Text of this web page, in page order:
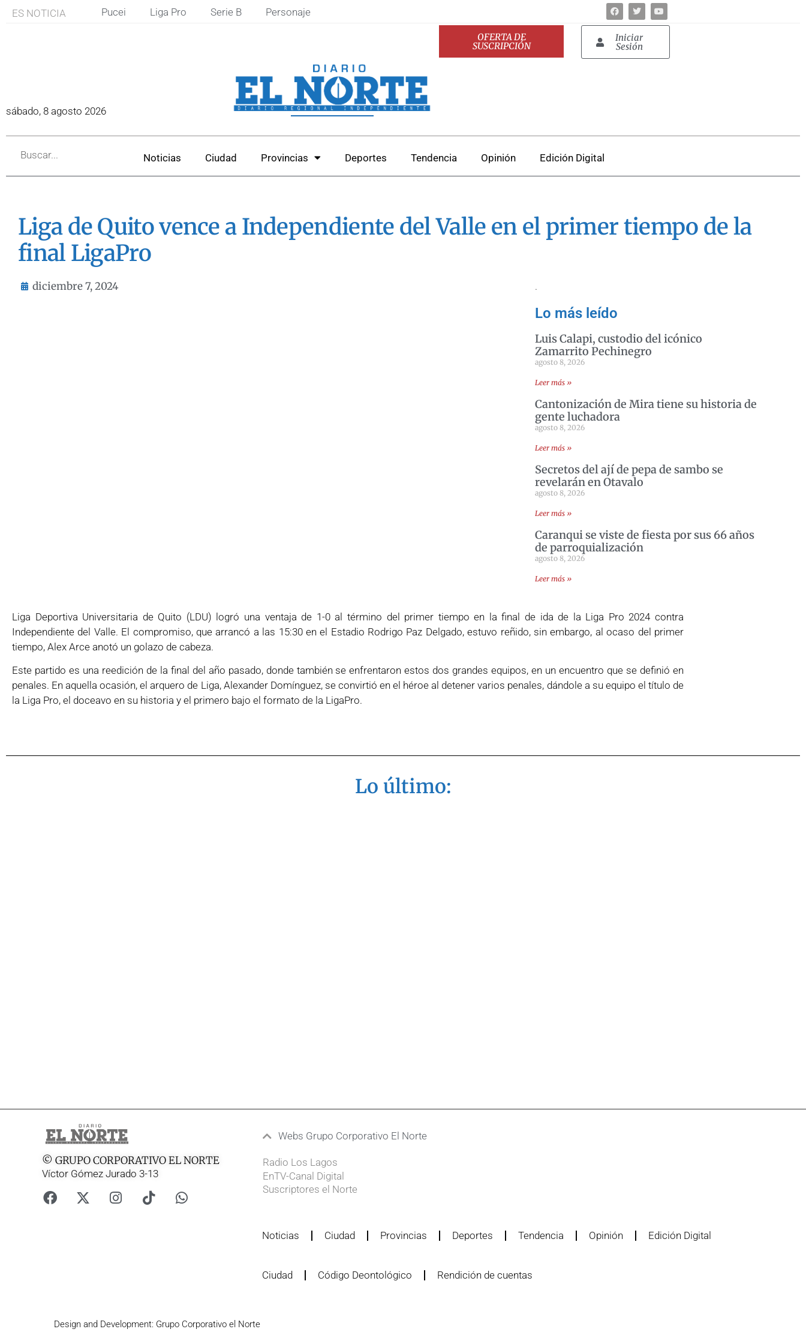
ES NOTICIA Pucei Liga Pro Serie B Personaje
OFERTA DE
SUSCRIPCIÓN
Iniciar
Sesión
sábado, 8 agosto 2026
Noticias Ciudad Provincias Deportes Tendencia Opinión Edición Digital
Liga de Quito vence a Independiente del Valle en el primer tiempo de la
final LigaPro
diciembre 7, 2024 .
Lo más leído
Luis Calapi, custodio del icónico
Zamarrito Pechinegro
agosto 8, 2026
Leer más »
Cantonización de Mira tiene su historia de
gente luchadora
agosto 8, 2026
Leer más »
Secretos del ají de pepa de sambo se
revelarán en Otavalo
agosto 8, 2026
Leer más »
Caranqui se viste de fiesta por sus 66 años
de parroquialización
agosto 8, 2026
Leer más »
Liga Deportiva Universitaria de Quito (LDU) logró una ventaja de 1-0 al término del primer tiempo en la final de ida de la Liga Pro 2024 contra
Independiente del Valle. El compromiso, que arrancó a las 15:30 en el Estadio Rodrigo Paz Delgado, estuvo reñido, sin embargo, al ocaso del primer
tiempo, Alex Arce anotó un golazo de cabeza.
Este partido es una reedición de la final del año pasado, donde también se enfrentaron estos dos grandes equipos, en un encuentro que se definió en
penales. En aquella ocasión, el arquero de Liga, Alexander Domínguez, se convirtió en el héroe al detener varios penales, dándole a su equipo el título de
la Liga Pro, el doceavo en su historia y el primero bajo el formato de la LigaPro.
Lo último:
© GRUPO CORPORATIVO EL NORTE
Víctor Gómez Jurado 3-13
Webs Grupo Corporativo El Norte
Radio Los Lagos
EnTV-Canal Digital
Suscriptores el Norte
Noticias Ciudad Provincias Deportes Tendencia Opinión Edición Digital
Ciudad Código Deontológico Rendición de cuentas
Design and Development: Grupo Corporativo el Norte